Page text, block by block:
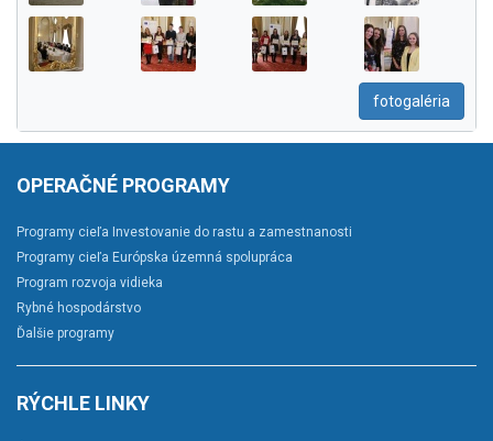
fotogaléria
OPERAČNÉ PROGRAMY
Programy cieľa Investovanie do rastu a zamestnanosti
Programy cieľa Európska územná spolupráca
Program rozvoja vidieka
Rybné hospodárstvo
Ďalšie programy
RÝCHLE LINKY